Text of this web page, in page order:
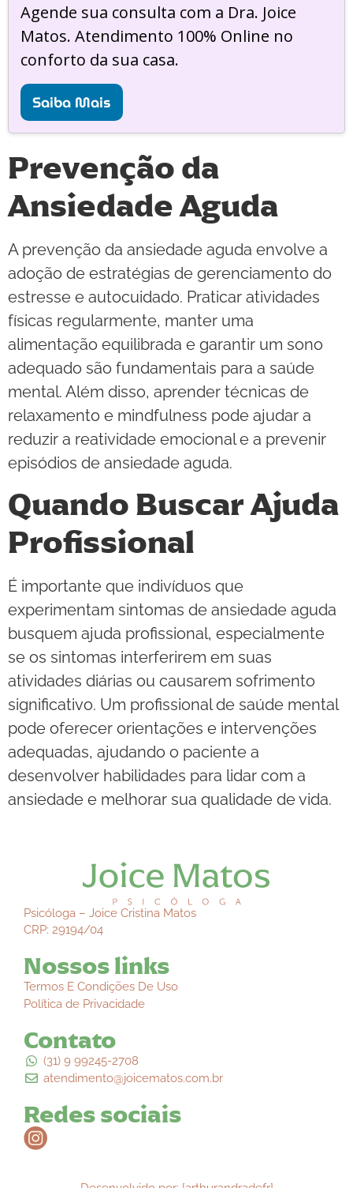
Agende sua consulta com a Dra. Joice
Matos. Atendimento 100% Online no
conforto da sua casa.
Saiba Mais
Prevenção da
Ansiedade Aguda
A prevenção da ansiedade aguda envolve a
adoção de estratégias de gerenciamento do
estresse e autocuidado. Praticar atividades
físicas regularmente, manter uma
alimentação equilibrada e garantir um sono
adequado são fundamentais para a saúde
mental. Além disso, aprender técnicas de
relaxamento e mindfulness pode ajudar a
reduzir a reatividade emocional e a prevenir
episódios de ansiedade aguda.
Quando Buscar Ajuda
Profissional
É importante que indivíduos que
experimentam sintomas de ansiedade aguda
busquem ajuda profissional, especialmente
se os sintomas interferirem em suas
atividades diárias ou causarem sofrimento
significativo. Um profissional de saúde mental
pode oferecer orientações e intervenções
adequadas, ajudando o paciente a
desenvolver habilidades para lidar com a
ansiedade e melhorar sua qualidade de vida.
Psicóloga – Joice Cristina Matos
CRP: 29194/04
Nossos links
Termos E Condições De Uso
Política de Privacidade
Contato
(31) 9 99245-2708
atendimento@joicematos.com.br
Redes sociais